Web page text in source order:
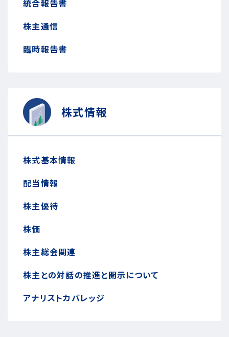
統合報告書
株主通信
臨時報告書
株式情報
株式基本情報
配当情報
株主優待
株価
株主総会関連
株主との対話の推進と開示について
アナリストカバレッジ